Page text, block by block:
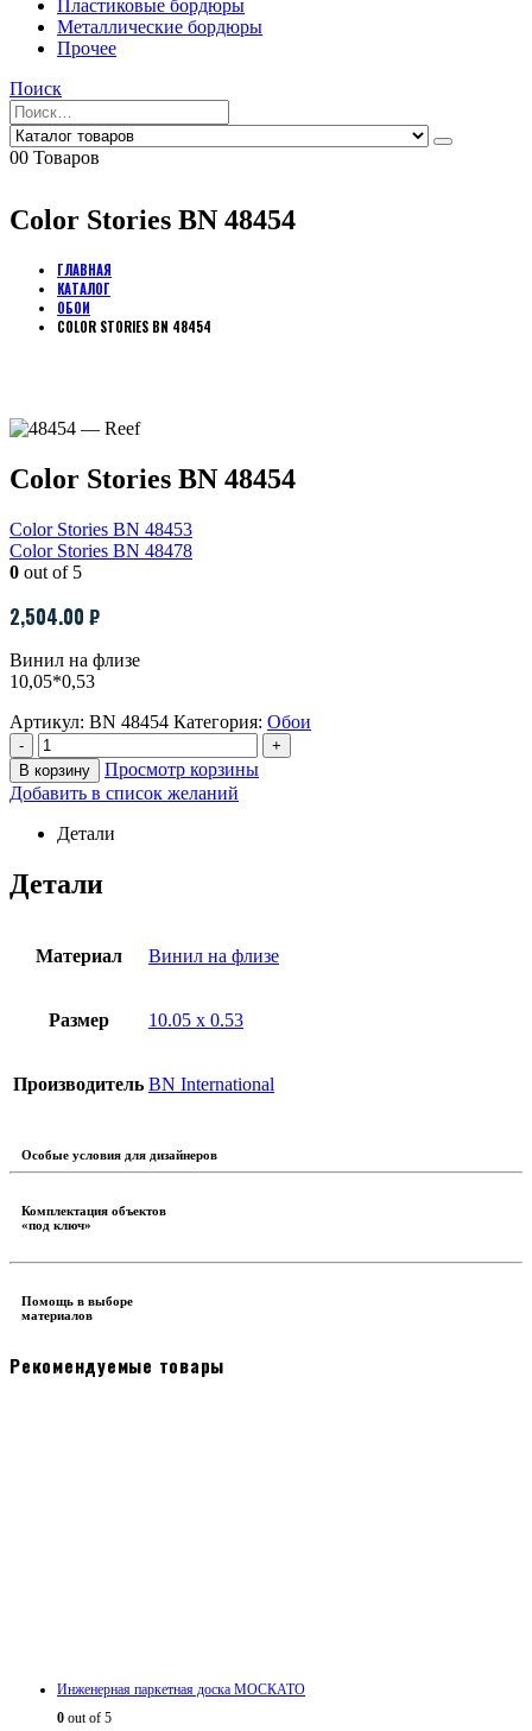
Пластиковые бордюры
Металлические бордюры
Прочее
Поиск
00 Товаров
Color Stories BN 48454
ГЛАВНАЯ
КАТАЛОГ
ОБОИ
COLOR STORIES BN 48454
Color Stories BN 48454
Color Stories BN 48453
Color Stories BN 48478
0 out of 5
2,504.00 ₽
Винил на флизе
10,05*0,53
Артикул: BN 48454 Категория: Обои
-
+
В корзину
Просмотр корзины
Добавить в список желаний
Детали
Детали
Материал Винил на флизе
Размер 10.05 х 0.53
Производитель BN International
Особые условия для дизайнеров
Комплектация объектов
«под ключ»
Помощь в выборе
материалов
Рекомендуемые товары
Инженерная паркетная доска МОСКАТО
0 out of 5